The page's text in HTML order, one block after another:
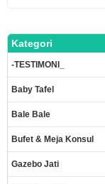
Kategori
-TESTIMONI_
Baby Tafel
Bale Bale
Bufet & Meja Konsul
Gazebo Jati